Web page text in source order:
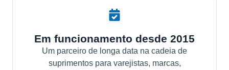
Em funcionamento desde 2015
Um parceiro de longa data na cadeia de
suprimentos para varejistas, marcas,